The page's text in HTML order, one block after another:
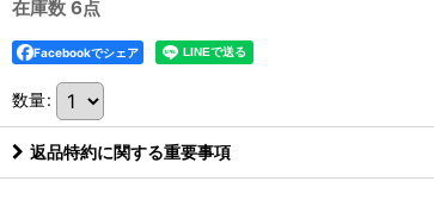
在庫数 6点
Facebookでシェア
数量:
返品特約に関する重要事項